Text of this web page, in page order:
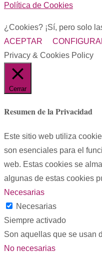
Política de Cookies
¿Cookies? ¡Sí, pero solo
ACEPTAR
Privacy & Cookies Policy
Cerrar
Resumen de la Privacidad
Este sitio web utiliza
son esenciales para el
web. Estas cookies se
algunas de estas cookies
Necesarias
Necesarias
Siempre activado
Son aquellas que se usan
No necesarias